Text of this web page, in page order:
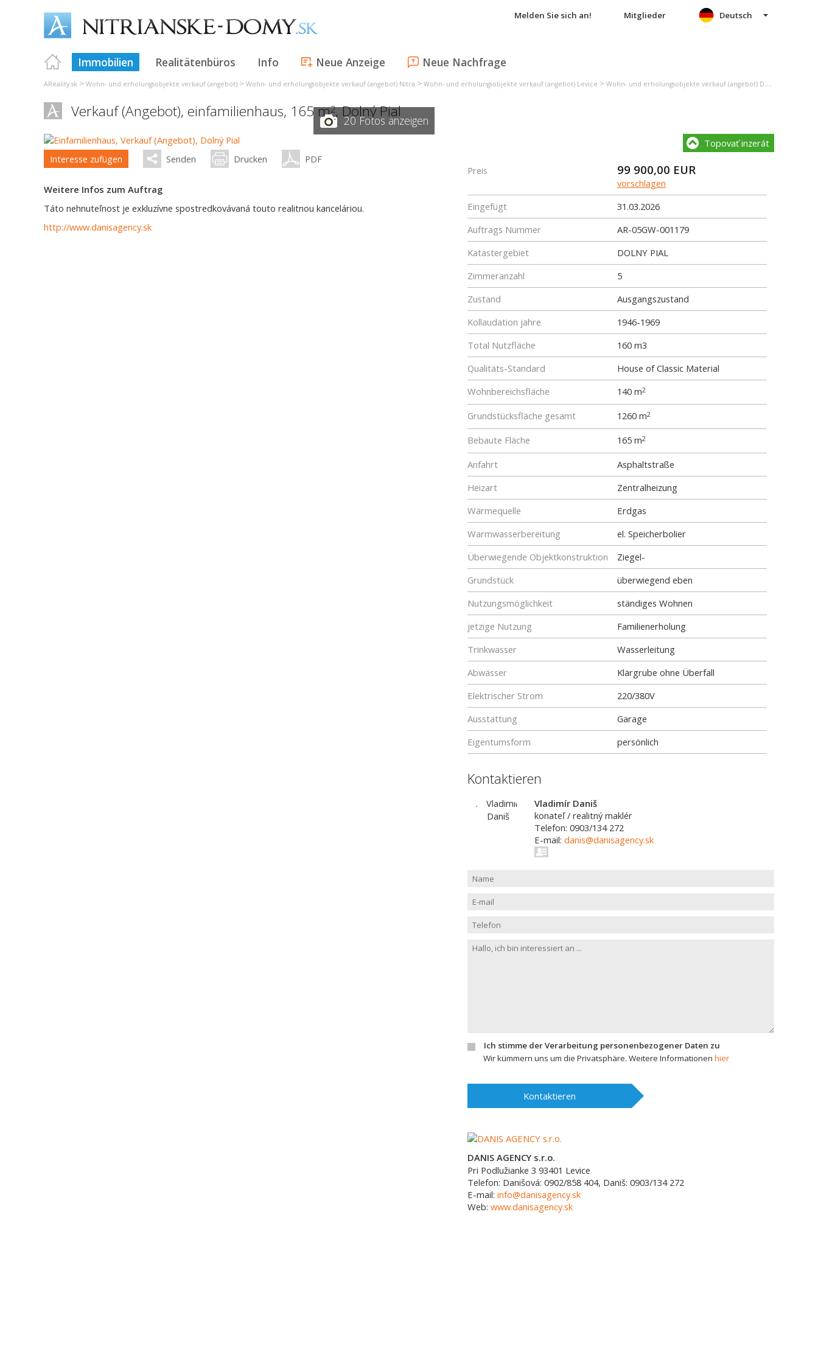
Melden Sie sich an! Mitglieder
Immobilien Realitätenbüros Info Neue Anzeige Neue Nachfrage
Deutsch
AReality.sk > Wohn- und erholungsobjekte verkauf (angebot) > Wohn- und erholungsobjekte verkauf (angebot) Nitra > Wohn- und erholungsobjekte verkauf (angebot) Levice > Wohn- und erholungsobjekte verkauf (angebot) Dolný Pial
Verkauf (Angebot), einfamilienhaus, 165 m2,Dolný Pial
20 Fotos anzeigen
Interesse zufügen Senden Drucken PDF
Weitere Infos zum Auftrag
Táto nehnuteľnost je exkluzívne spostredkovávaná touto realitnou kanceláriou.
http://www.danisagency.sk
Topovať inzerát
Preis 99 900,00 EUR
vorschlagen
Eingefügt
31.03.2026
Auftrags Nummer
AR-05GW-001179
Katastergebiet
DOLNY PIAL
Zimmeranzahl
5
Zustand
Ausgangszustand
Kollaudation jahre
1946-1969
Total Nutzfläche
160 m3
Qualitäts-Standard
House of Classic Material
Wohnbereichsfläche
140 m2
Grundstücksfläche gesamt 1260 m2
Bebaute Fläche 165 m2
Anfahrt
Asphaltstraße
Heizart
Zentralheizung
Wärmequelle
Erdgas
Warmwasserbereitung
el. Speicherbolier
Überwiegende Objektkonstruktion
Ziegel-
Grundstück
überwiegend eben
Nutzungsmöglichkeit
ständiges Wohnen
jetzige Nutzung
Familienerholung
Trinkwasser
Wasserleitung
Abwässer
Klärgrube ohne Überfall
Elektrischer Strom
220/380V
Ausstattung
Garage
Eigentumsform
persönlich
Kontaktieren
Vladimír Daniš
konateľ / realitný maklér
Telefon: 0903/134 272
E-mail: danis@danisagency.sk
Ich stimme der Verarbeitung personenbezogener Daten zu
Wir kümmern uns um die Privatsphäre. Weitere Informationen hier
Kontaktieren
DANIS AGENCY s.r.o.
Pri Podlužianke 3 93401 Levice
Telefon: Danišová: 0902/858 404, Daniš: 0903/134 272
E-mail: info@danisagency.sk
Web: www.danisagency.sk